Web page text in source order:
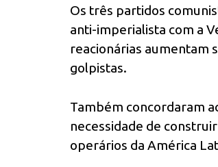
Os três partidos
anti-imperialista com a
reacionárias aumentam
golpistas.
Também concordaram
necessidade de
operários da América